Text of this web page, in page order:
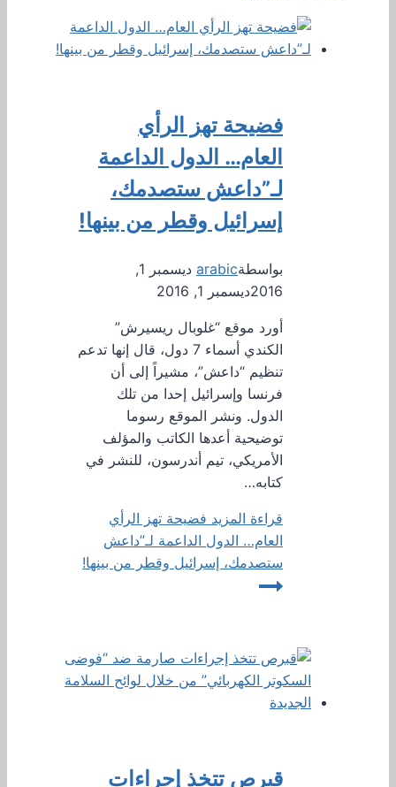
فضيحة تهز الرأي
العام… الدول الداعمة
لـ”داعش ستصدمك،
إسرائيل وقطر من بينها!
بواسطةarabic
ديسمبر 1,
2016ديسمبر 1, 2016
أورد موقع “غلوبال ريسيرش”
الكندي أسماء 7 دول، قال إنها تدعم
تنظيم “داعش”، مشيراً إلى أن
فرنسا وإسرائيل إحدا من تلك
الدول. ونشر الموقع رسوما
توضيحية أعدها الكاتب والمؤلف
الأمريكي، تيم أندرسون، للنشر في
كتابه…
قراءة المزيد فضيحة تهز الرأي
العام… الدول الداعمة لـ”داعش
ستصدمك، إسرائيل وقطر من بينها!
قبرص تتخذ إجراءات